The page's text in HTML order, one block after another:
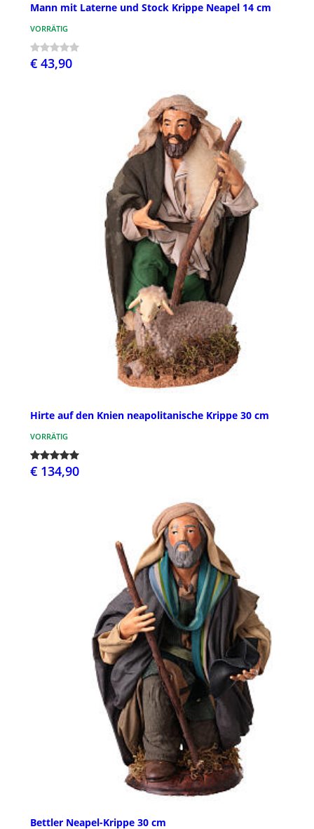
Mann mit Laterne und Stock Krippe Neapel 14 cm
VORRÄTIG
€ 43,90
Hirte auf den Knien neapolitanische Krippe 30 cm
VORRÄTIG
€ 134,90
Bettler Neapel-Krippe 30 cm